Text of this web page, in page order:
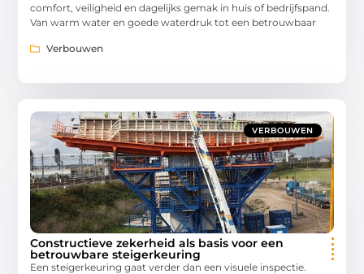
comfort, veiligheid en dagelijks gemak in huis of bedrijfspand.
Van warm water en goede waterdruk tot een betrouwbaar
Verbouwen
VERBOUWEN
Constructieve zekerheid als basis voor een
betrouwbare steigerkeuring
Een steigerkeuring gaat verder dan een visuele inspectie.